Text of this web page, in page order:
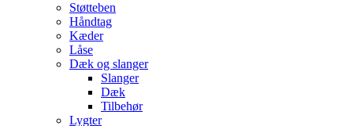
Støtteben
Håndtag
Kæder
Låse
Dæk og slanger
Slanger
Dæk
Tilbehør
Lygter